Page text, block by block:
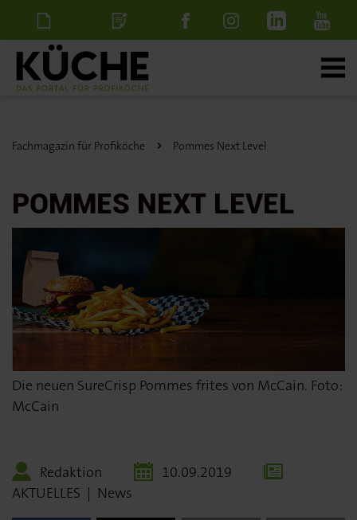
NewsletterStellenanzeige
Fachmagazin für Profiköche Pommes Next Level
POMMES NEXT LEVEL
Die neuen SureCrisp Pommes frites von McCain. Foto:
McCain
Redaktion
10.09.2019
AKTUELLES | News